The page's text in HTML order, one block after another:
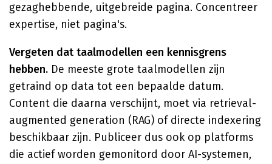
gezaghebbende, uitgebreide pagina. Concentreer
expertise, niet pagina's.
Vergeten dat taalmodellen een kennisgrens
hebben. De meeste grote taalmodellen zijn
getraind op data tot een bepaalde datum.
Content die daarna verschijnt, moet via retrieval-
augmented generation (RAG) of directe indexering
beschikbaar zijn. Publiceer dus ook op platforms
die actief worden gemonitord door AI-systemen,